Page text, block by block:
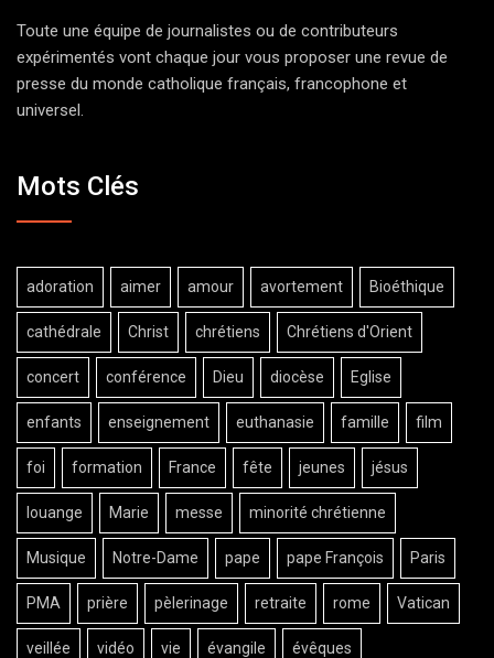
Toute une équipe de journalistes ou de contributeurs
expérimentés vont chaque jour vous proposer une revue de
presse du monde catholique français, francophone et
universel.
Mots Clés
adoration aimer amour avortement Bioéthique
cathédrale Christ chrétiens Chrétiens d'Orient
concert conférence Dieu diocèse Eglise
enfants enseignement euthanasie famille film
foi formation France fête jeunes jésus
louange Marie messe minorité chrétienne
Musique Notre-Dame pape pape François Paris
PMA prière pèlerinage retraite rome Vatican
veillée vidéo vie évangile évêques